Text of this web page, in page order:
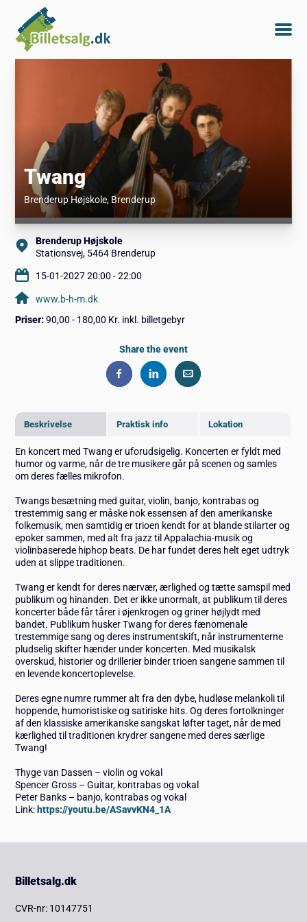
Twang
Brenderup Højskole, Brenderup
Beskrivelse Praktisk info Lokation
En koncert med Twang er uforudsigelig. Koncerten er fyldt med
humor og varme, når de tre musikere går på scenen og samles
om deres fælles mikrofon.
Twangs besætning med guitar, violin, banjo, kontrabas og
trestemmig sang er måske nok essensen af den amerikanske
folkemusik, men samtidig er trioen kendt for at blande stilarter og
epoker sammen, med alt fra jazz til Appalachia-musik og
violinbaserede hiphop beats. De har fundet deres helt eget udtryk
uden at slippe traditionen.
Twang er kendt for deres nærvær, ærlighed og tætte samspil med
publikum og hinanden. Det er ikke unormalt, at publikum til deres
koncerter både får tårer i øjenkrogen og griner højlydt med
bandet. Publikum husker Twang for deres fænomenale
trestemmige sang og deres instrumentskift, når instrumenterne
pludselig skifter hænder under koncerten. Med musikalsk
overskud, historier og drillerier binder trioen sangene sammen til
en levende koncertoplevelse.
Deres egne numre rummer alt fra den dybe, hudløse melankoli til
hoppende, humoristiske og satiriske hits. Og deres fortolkninger
af den klassiske amerikanske sangskat løfter taget, når de med
kærlighed til traditionen krydrer sangene med deres særlige
Twang!
Thyge van Dassen – violin og vokal
Spencer Gross – Guitar, kontrabas og vokal
Peter Banks – banjo, kontrabas og vokal
Link: https://youtu.be/ASavvKN4_1A
Brenderup Højskole
Stationsvej, 5464 Brenderup
15-01-2027 20:00 - 22:00
www.b-h-m.dk
Priser: 90,00 - 180,00 Kr. inkl. billetgebyr
Share the event
Billetsalg.dk
CVR-nr: 10147751